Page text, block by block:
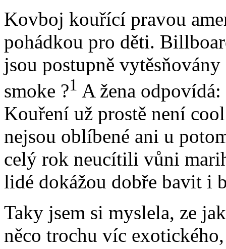
Kovboj kouřící pravou
pohádkou pro děti.
jsou postupně
smoke ?1 A žena
Kouření už prostě není
nejsou oblíbené ani u
celý rok neucítili vůni
lidé dokážou dobře bavit i
Taky jsem si myslela, ze
něco trochu víc